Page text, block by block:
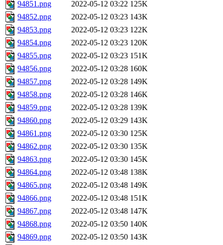
94851.png 2022-05-12 03:22 125K
94852.png
2022-05-12 03:23 143K
94853.png
2022-05-12 03:23 122K
94854.png
2022-05-12 03:23 120K
94855.png
2022-05-12 03:23 151K
94856.png
2022-05-12 03:28 160K
94857.png
2022-05-12 03:28 149K
94858.png
2022-05-12 03:28 146K
94859.png
2022-05-12 03:28 139K
94860.png
2022-05-12 03:29 143K
94861.png
2022-05-12 03:30 125K
94862.png
2022-05-12 03:30 135K
94863.png
2022-05-12 03:30 145K
94864.png
2022-05-12 03:48 138K
94865.png
2022-05-12 03:48 149K
94866.png
2022-05-12 03:48 151K
94867.png
2022-05-12 03:48 147K
94868.png
2022-05-12 03:50 140K
94869.png
2022-05-12 03:50 143K